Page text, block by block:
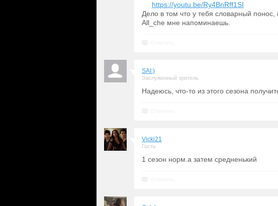
https://youtu.be/Ry4BnRff1SI
Дело в том что у тебя словарный понос,
All_che мне напоминаешь.
SAI:)
Заслуженный зритель
Надеюсь, что-то из этого сезона
Vicki21
Гость
1 сезон норм.а затем средненький